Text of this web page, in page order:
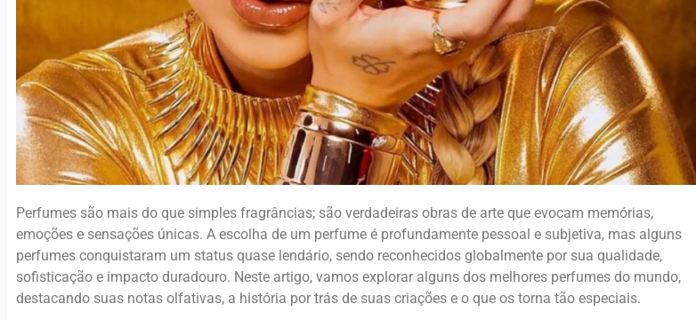
Perfumes são mais do que simples fragrâncias; são verdadeiras obras de arte que evocam memórias,
emoções e sensações únicas. A escolha de um perfume é profundamente pessoal e subjetiva, mas alguns
perfumes conquistaram um status quase lendário, sendo reconhecidos globalmente por sua qualidade,
sofisticação e impacto duradouro. Neste artigo, vamos explorar alguns dos melhores perfumes do mundo,
destacando suas notas olfativas, a história por trás de suas criações e o que os torna tão especiais.